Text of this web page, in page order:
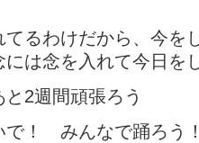
てるわけだから、今を
は念を入れて今日を
2週間頑張ろう
で！ みんなで踊ろう